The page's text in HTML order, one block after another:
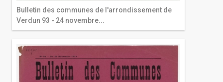
Bulletin des communes de l'arrondissement de
Verdun 93 - 24 novembre...